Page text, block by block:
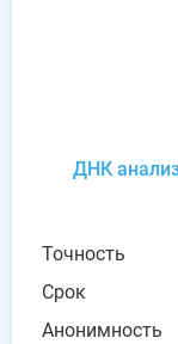
ДНК
Точность
Срок
Анонимность